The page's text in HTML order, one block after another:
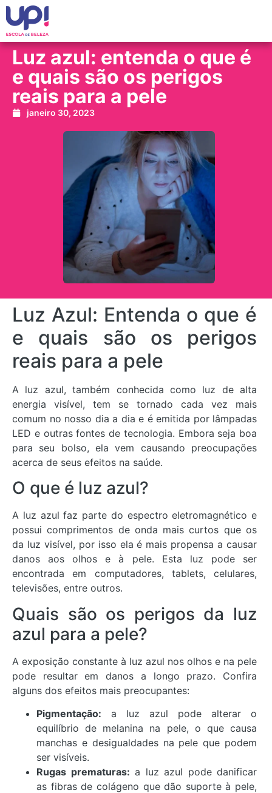
Luz azul: entenda o que é
e quais são os perigos
reais para a pele
janeiro 30, 2023
Luz Azul: Entenda o que é
e quais são os perigos
reais para a pele
A luz azul, também conhecida como luz de alta
energia visível, tem se tornado cada vez mais
comum no nosso dia a dia e é emitida por lâmpadas
LED e outras fontes de tecnologia. Embora seja boa
para seu bolso, ela vem causando preocupações
acerca de seus efeitos na saúde.
O que é luz azul?
A luz azul faz parte do espectro eletromagnético e
possui comprimentos de onda mais curtos que os
da luz visível, por isso ela é mais propensa a causar
danos aos olhos e à pele. Esta luz pode ser
encontrada em computadores, tablets, celulares,
televisões, entre outros.
Quais são os perigos da luz
azul para a pele?
A exposição constante à luz azul nos olhos e na pele
pode resultar em danos a longo prazo. Confira
alguns dos efeitos mais preocupantes:
Pigmentação: a luz azul pode alterar o
equilíbrio de melanina na pele, o que causa
manchas e desigualdades na pele que podem
ser visíveis.
Rugas prematuras: a luz azul pode danificar
as fibras de colágeno que dão suporte à pele,